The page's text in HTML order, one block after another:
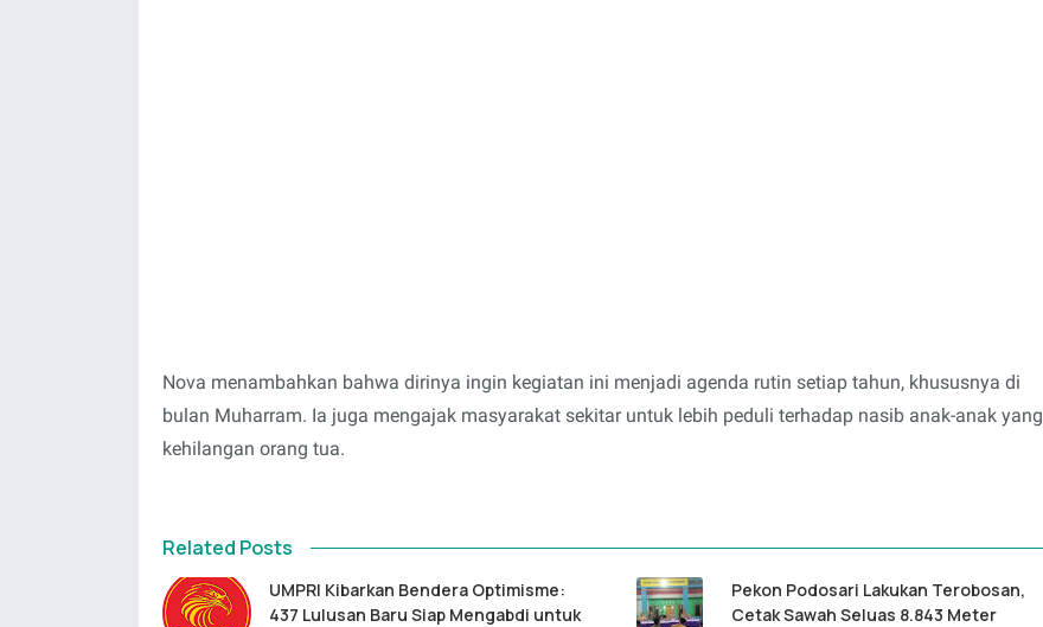
Nova menambahkan bahwa dirinya ingin kegiatan ini menjadi agenda rutin setiap tahun, khususnya di
bulan Muharram. Ia juga mengajak masyarakat sekitar untuk lebih peduli terhadap nasib anak-anak yang
kehilangan orang tua.
Related Posts
UMPRI Kibarkan Bendera Optimisme:
437 Lulusan Baru Siap Mengabdi untuk
Pekon Podosari Lakukan Terobosan,
Cetak Sawah Seluas 8.843 Meter